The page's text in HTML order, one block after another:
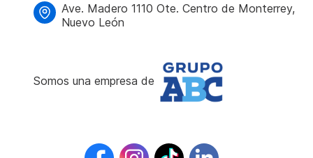
Ave. Madero 1110 Ote. Centro de Monterrey,
Nuevo León
Somos una empresa de